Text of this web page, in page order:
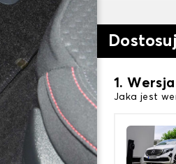
1. Wersja
Jaka jest